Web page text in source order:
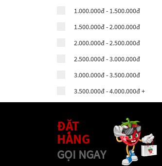
1.000.000đ - 1.500.000đ
1.500.000đ - 2.000.000đ
2.000.000đ - 2.500.000đ
2.500.000đ - 3.000.000đ
3.000.000đ - 3.500.000đ
3.500.000đ - 4.000.000đ +
ĐẶT
HÀNG
GỌI NGAY